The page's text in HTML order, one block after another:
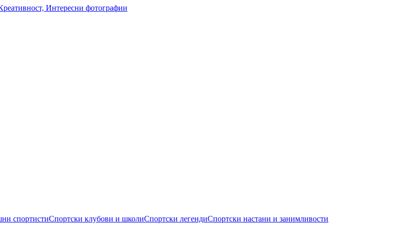
Интересни фотографии
спортистиСпортски клубови и школиСпортски легендиСпортски настани и занимливости